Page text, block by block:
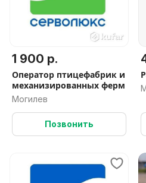
1 900 р.
Оператор птицефабрик и
механизированных ферм
Могилев
Позвонить